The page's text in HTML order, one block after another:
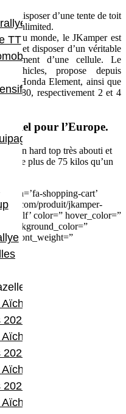
de disposer d’une tente de toit
Unlimited.
du monde, le JKamper est
et disposer d’un véritable
d’une cellule. Le
propose depuis
d’Honda Element, ainsi que
le J180, respectivement 2 et 4
pour l’Europe.
un hard top très abouti et
peine plus de 75 kilos qu’un
icon=’fa-shopping-cart’
produit/jkamper-
color=” hover_color=”
background_color=”
font_weight=”
TT
–
des
des
des
-30th
des